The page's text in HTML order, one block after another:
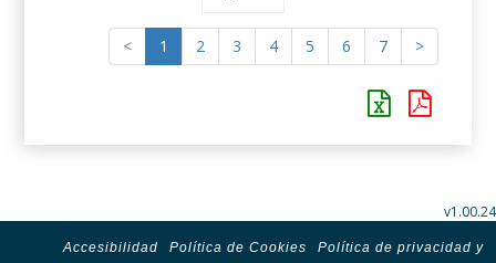
< 1 2 3 4 5 6 7 >
v1.00.24
Accesibilidad Política de Cookies
Política de privacidad y